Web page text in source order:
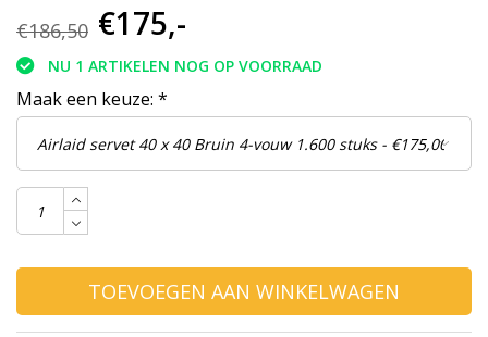
€186,50 €175,-
NU 1 ARTIKELEN NOG OP VOORRAAD
Maak een keuze: *
TOEVOEGEN AAN WINKELWAGEN